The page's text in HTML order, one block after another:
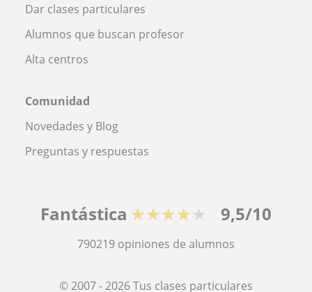
Dar clases particulares
Alumnos que buscan profesor
Alta centros
Comunidad
Novedades y Blog
Preguntas y respuestas
Fantástica ★★★★★ 9,5/10
790219 opiniones de alumnos
© 2007 - 2026 Tus clases particulares